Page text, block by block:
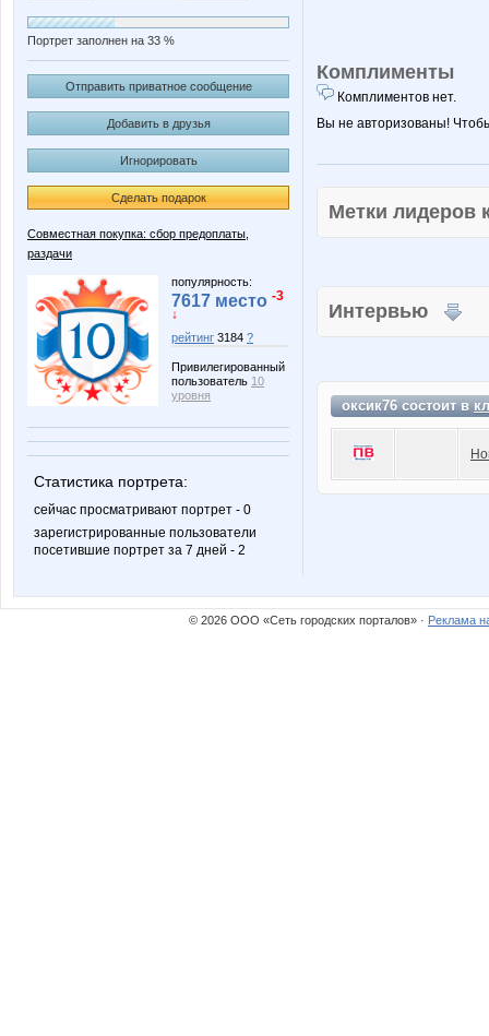
Портрет заполнен на 33 %
Отправить приватное сообщение
Добавить в друзья
Игнорировать
Сделать подарок
Совместная покупка: сбор предоплаты,
раздачи
популярность:
7617 место -3
↓
рейтинг 3184 ?
Привилегированный
пользователь 10
уровня
Статистика портрета:
сейчас просматривают портрет - 0
зарегистрированные пользователи
посетившие портрет за 7 дней - 2
Комплименты
Комплиментов нет.
Вы не авторизованы!
Метки
Интервью
оксик76 состоит в
© 2026 ООО «Сеть городских порталов» · Реклама